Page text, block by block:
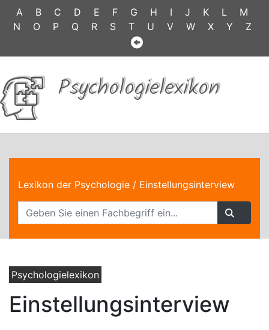
A B C D E F G H I J K L
M
N
O P Q R S T U V W X Y Z
Psychologielexikon
Lexikon der Psychologie / Einstellungsinterview
Psychologielexikon
Einstellungsinterview